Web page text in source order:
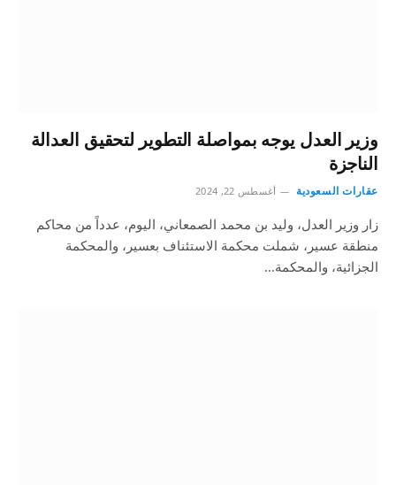
وزير العدل يوجه بمواصلة التطوير لتحقيق العدالة
الناجزة
عقارات السعودية أغسطس 22, 2024
زار وزير العدل، وليد بن محمد الصمعاني، اليوم، عدداً من محاكم
منطقة عسير، شملت محكمة الاستئناف بعسير، والمحكمة
الجزائية، والمحكمة…